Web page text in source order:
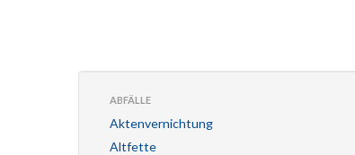
ABFÄLLE
Aktenvernichtung
Altfette